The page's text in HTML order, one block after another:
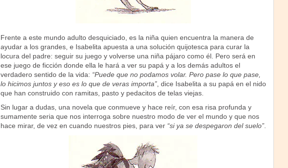
Frente a este mundo adulto desquiciado, es la niña quien encuentra la manera de
ayudar a los grandes, e Isabelita apuesta a una solución quijotesca para curar la
locura del padre: seguir su juego y volverse una niña pájaro como él. Pero será en
ese juego de ficción donde ella le hará a ver su papá y a los demás adultos el
verdadero sentido de la vida: “Puede que no podamos volar. Pero pase lo que pase,
lo hicimos juntos y eso es lo que de veras importa”, dice Isabelita a su papá en el nido
que han construido con ramitas, pasto y pedacitos de telas viejas.
Sin lugar a dudas, una novela que conmueve y hace reír, con esa risa profunda y
sumamente seria que nos interroga sobre nuestro modo de ver el mundo y que nos
hace mirar, de vez en cuando nuestros pies, para ver “si ya se despegaron del suelo”.